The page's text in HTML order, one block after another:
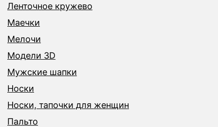
Ленточное кружево
Маечки
Мелочи
Модели 3D
Мужские шапки
Носки
Носки, тапочки для женщин
Пальто